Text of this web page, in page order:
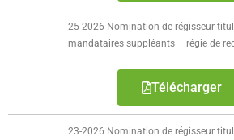
- Police Municipale
- Le journal de Sainghin-en-Weppes
Vie municipale
25-2026 Nomination de régisseur
mandataires suppléants – régie de
Télécharger
23-2026 Nomination de régisseur